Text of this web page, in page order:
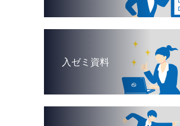
入ゼミ資料